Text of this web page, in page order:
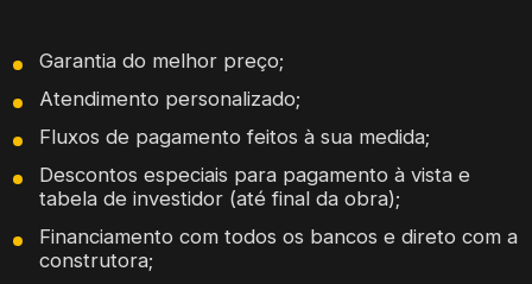
Garantia do melhor preço;
Atendimento personalizado;
Fluxos de pagamento feitos à sua medida;
Descontos especiais para pagamento à vista e
tabela de investidor (até final da obra);
Financiamento com todos os bancos e direto com a
construtora;